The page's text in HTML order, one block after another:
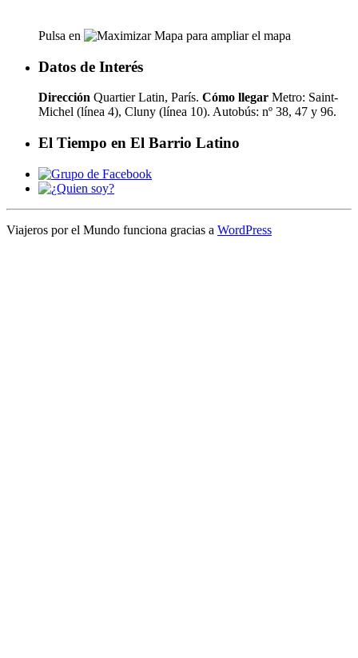
Pulsa en para ampliar el mapa
Datos de Interés
Dirección Quartier Latin, París. Cómo llegar Metro: Saint-
Michel (línea 4), Cluny (línea 10). Autobús: nº 38, 47 y 96.
El Tiempo en El Barrio Latino
Viajeros por el Mundo funciona gracias a WordPress